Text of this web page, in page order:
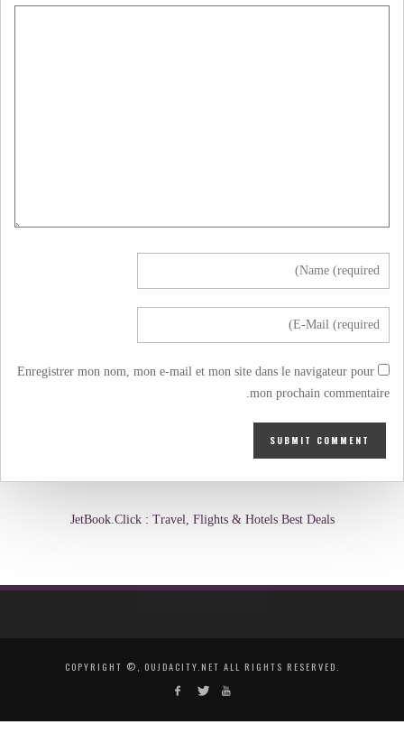
Enregistrer mon nom, mon e-mail et mon site dans le navigateur pour
mon prochain commentaire.
JetBook.Click : Travel, Flights & Hotels Best Deals
COPYRIGHT ©, OUJDACITY.NET ALL RIGHTS RESERVED.